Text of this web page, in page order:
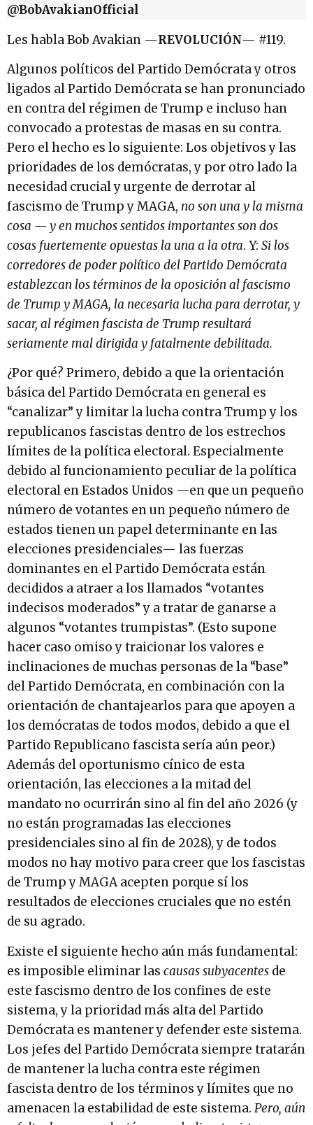
@BobAvakianOfficial
Les habla Bob Avakian —REVOLUCIÓN— #119.
Algunos políticos del Partido Demócrata y otros
ligados al Partido Demócrata se han pronunciado
en contra del régimen de Trump e incluso han
convocado a protestas de masas en su contra.
Pero el hecho es lo siguiente: Los objetivos y las
prioridades de los demócratas, y por otro lado la
necesidad crucial y urgente de derrotar al
fascismo de Trump y MAGA, no son una y la misma
cosa — y en muchos sentidos importantesson dos
cosas fuertemente opuestas la una a la otra. Y: Si los
corredores de poder político del Partido Demócrata
establezcan los términos de la oposición al fascismo
de Trump y MAGA, la necesaria lucha para derrotar, y
sacar, al régimen fascista de Trump resultará
seriamente mal dirigida y fatalmente debilitada.
¿Por qué? Primero, debido a que la orientación
básica del Partido Demócrata en general es
“canalizar” y limitar la lucha contra Trump y los
republicanos fascistas dentro de los estrechos
límites de la política electoral. Especialmente
debido al funcionamiento peculiar de la política
electoral en Estados Unidos —en que un pequeño
número de votantes en un pequeño número de
estados tienen un papel determinante en las
elecciones presidenciales— las fuerzas
dominantes en el Partido Demócrata están
decididos a atraer a los llamados “votantes
indecisos moderados” y a tratar de ganarse a
algunos “votantes trumpistas”. (Esto supone
hacer caso omiso y traicionar los valores e
inclinaciones de muchas personas de la “base”
del Partido Demócrata, en combinación con la
orientación de chantajearlos para que apoyen a
los demócratas de todos modos, debido a que el
Partido Republicano fascista sería aún peor.)
Además del oportunismo cínico de esta
orientación, las elecciones a la mitad del
mandato no ocurrirán sino al fin del año 2026 (y
no están programadas las elecciones
presidenciales sino al fin de 2028), y de todos
modos no hay motivo para creer que los fascistas
de Trump y MAGA acepten porque sí los
resultados de elecciones cruciales que no estén
de su agrado.
Existe el siguiente hecho aún más fundamental:
es imposible eliminar las causas subyacentes de
este fascismo dentro de los confines de este
sistema, y la prioridad más alta del Partido
Demócrata es mantener y defender este sistema.
Los jefes del Partido Demócrata siempre tratarán
de mantener la lucha contra este régimen
fascista dentro de los términos y límites que no
amenacen la estabilidad de este sistema. Pero, aún